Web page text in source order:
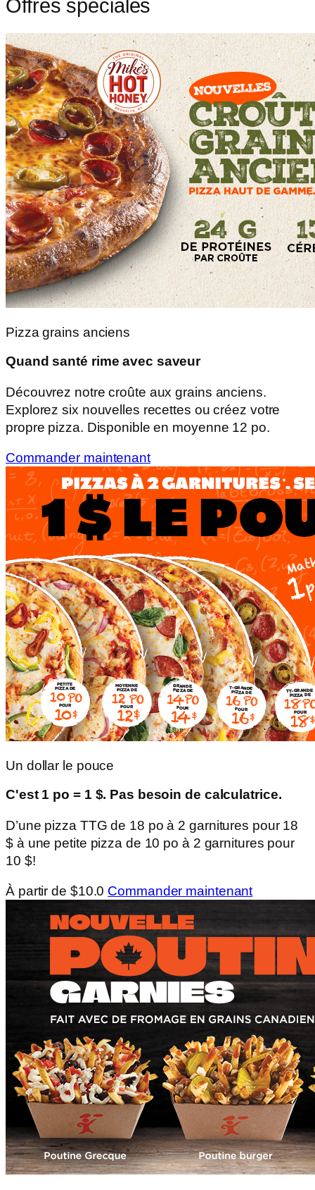
Offres spéciales
Pizza grains anciens
Quand santé rime avec saveur
Découvrez notre croûte aux grains anciens.
Explorez six nouvelles recettes ou créez votre
propre pizza. Disponible en moyenne 12 po.
Commander maintenant
Un dollar le pouce
C'est 1 po = 1 $. Pas besoin de calculatrice.
D’une pizza TTG de 18 po à 2 garnitures pour 18
$ à une petite pizza de 10 po à 2 garnitures pour
10 $!
À partir de $10.0 Commander maintenant